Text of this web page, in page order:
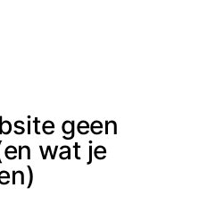
geen
wat je